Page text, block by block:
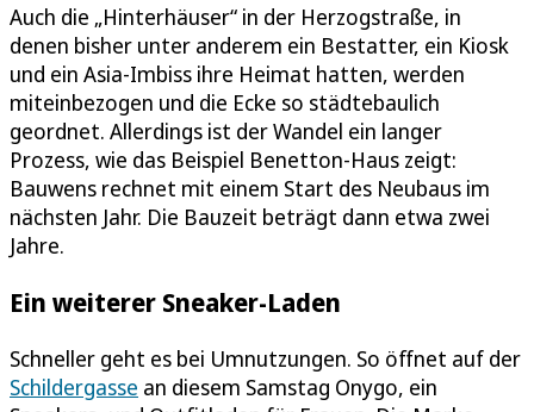
Auch die „Hinterhäuser“ in der Herzogstraße, in
denen bisher unter anderem ein Bestatter, ein Kiosk
und ein Asia-Imbiss ihre Heimat hatten, werden
miteinbezogen und die Ecke so städtebaulich
geordnet. Allerdings ist der Wandel ein langer
Prozess, wie das Beispiel Benetton-Haus zeigt:
Bauwens rechnet mit einem Start des Neubaus im
nächsten Jahr. Die Bauzeit beträgt dann etwa zwei
Jahre.
Ein weiterer Sneaker-Laden
Schneller geht es bei Umnutzungen. So öffnet auf der
Schildergasse an diesem Samstag Onygo, ein